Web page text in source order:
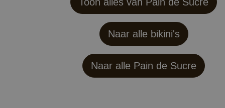
Naar alle bikini's
Naar alle Pain de Sucre